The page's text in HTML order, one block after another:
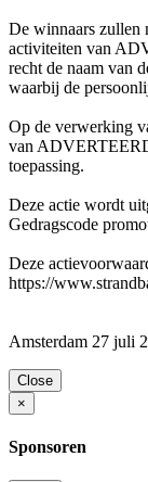
De winnaars zullen
activiteiten van
recht de naam van
waarbij de
Op de verwerking
van
toepassing.
Deze actie wordt
Gedragscode
Deze
https://
Amsterdam 27 juli
Close
×
Sponsoren